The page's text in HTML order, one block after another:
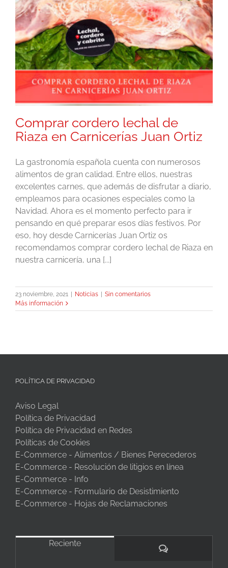
Comprar cordero lechal de
Riaza en Carnicerías Juan Ortiz
La gastronomía española cuenta con numerosos
alimentos de gran calidad. Entre ellos, nuestras
excelentes carnes, que además de disfrutar a diario,
empleamos para ocasiones especiales como la
Navidad. Ahora es el momento perfecto para ir
pensando en qué preparar esos días festivos. Por
eso, hoy desde Carnicerías Juan Ortiz os
recomendamos comprar cordero lechal de Riaza en
nuestra carnicería, una [...]
23 noviembre, 2021 Noticias
Sin comentarios
Más información
POLÍTICA DE PRIVACIDAD
Aviso Legal
Política de Privacidad
Política de Privacidad en Redes
Políticas de Cookies
E-Commerce - Alimentos / Bienes Perecederos
E-Commerce - Resolución de litigios en línea
E-Commerce - Info
E-Commerce - Formulario de Desistimiento
E-Commerce - Hojas de Reclamaciones
Reciente
Comentarios